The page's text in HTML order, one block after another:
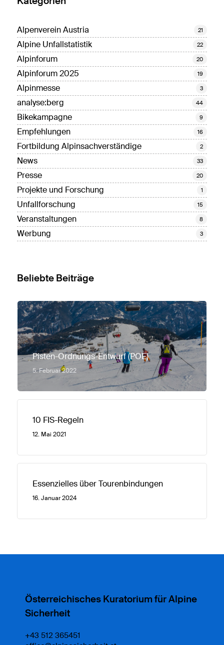
Alpenverein Austria 21
Alpine Unfallstatistik 22
Alpinforum 20
Alpinforum 2025 19
Alpinmesse 3
analyse:berg 44
Bikekampagne 9
Empfehlungen 16
Fortbildung Alpinsachverständige 2
News 33
Presse 20
Projekte und Forschung 1
Unfallforschung 15
Veranstaltungen 8
Werbung 3
Beliebte Beiträge
Pisten-Ordnungs-Entwurf (POE)
5. Februar 2022
10 FIS-Regeln
12. Mai 2021
Essenzielles über Tourenbindungen
16. Januar 2024
Österreichisches Kuratorium für Alpine
Sicherheit
+43 512 365451